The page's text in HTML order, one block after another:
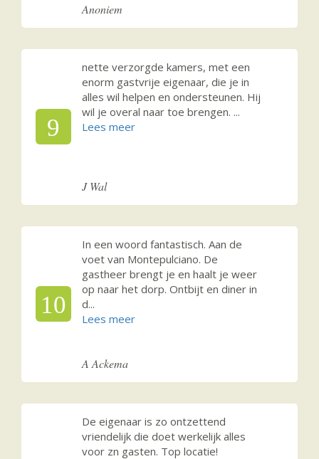
Anoniem
9
nette verzorgde kamers, met een
enorm gastvrije eigenaar, die je in
alles wil helpen en ondersteunen. Hij
wil je overal naar toe brengen. ...
J Wal
10
In een woord fantastisch. Aan de
voet van Montepulciano. De
gastheer brengt je en haalt je weer
op naar het dorp. Ontbijt en diner in
d...
A Ackema
De eigenaar is zo ontzettend
vriendelijk die doet werkelijk alles
voor zn gasten. Top locatie!